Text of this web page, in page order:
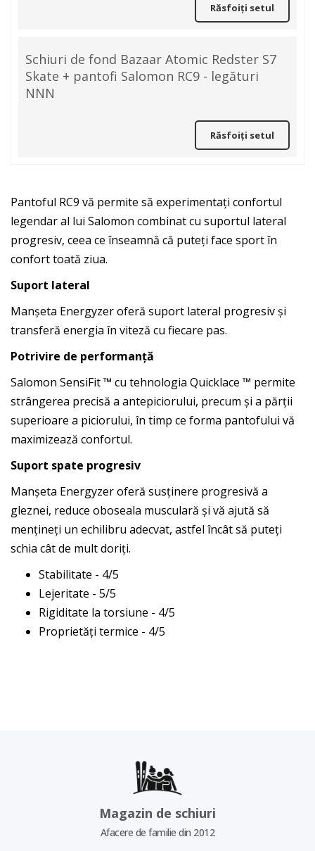
Răsfoiți setul
Schiuri de fond Bazaar Atomic Redster S7
Skate + pantofi Salomon RC9 - legături
NNN
Răsfoiți setul
Pantoful RC9 vă permite să experimentați confortul
legendar al lui Salomon combinat cu suportul lateral
progresiv, ceea ce înseamnă că puteți face sport în
confort toată ziua.
Suport lateral
Manșeta Energyzer oferă suport lateral progresiv și
transferă energia în viteză cu fiecare pas.
Potrivire de performanță
Salomon SensiFit ™ cu tehnologia Quicklace ™ permite
strângerea precisă a antepiciorului, precum și a părții
superioare a piciorului, în timp ce forma pantofului vă
maximizează confortul.
Suport spate progresiv
Manșeta Energyzer oferă susținere progresivă a
gleznei, reduce oboseala musculară și vă ajută să
mențineți un echilibru adecvat, astfel încât să puteți
schia cât de mult doriți.
Stabilitate - 4/5
Lejeritate - 5/5
Rigiditate la torsiune - 4/5
Proprietăți termice - 4/5
Magazin de schiuri
Afacere de familie din 2012